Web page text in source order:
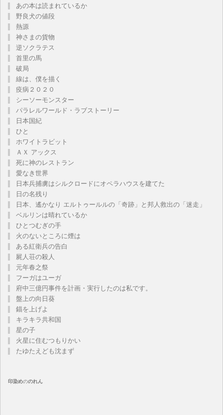
あの本は読まれているか
野良犬の値段
熱源
神さまの貨物
逆ソクラテス
首里の馬
破局
線は、僕を描く
疫病２０２０
シーソーモンスター
パラレルワールド・ラブストーリー
日本国紀
ひと
ホワイトラビット
ＡＸ アックス
死に神のレストラン
愛なき世界
日本兵捕虜はシルクロードにオペラハウスを建てた
日の名残り
日本、遙かなり エルトゥールルの「奇跡」と邦人救出の「迷走」
ベルリンは晴れているか
ひとつむぎの手
火のないところに煙は
ある紅衛兵の告白
屍人荘の殺人
元年春之祭
フーガはユーガ
府中三億円事件を計画・実行したのは私です。
盤上の向日葵
錨を上げよ
キラキラ共和国
星の子
火星に住むつもりかい
たゆたえども沈まず
印染めののれん